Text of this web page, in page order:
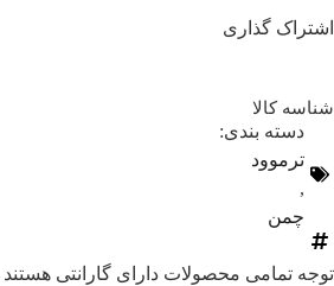
اشتراک گذاری
شناسه کالا
دسته بندی:
ترموود
,
چمن
توجه تمامی محصولات دارای گارانتی